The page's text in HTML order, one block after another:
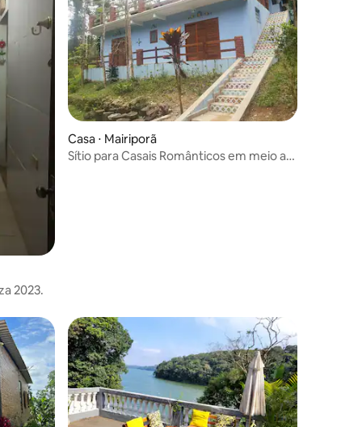
2023.
Casa ⋅ Mairiporã
Sítio para Casais Românticos em meio a